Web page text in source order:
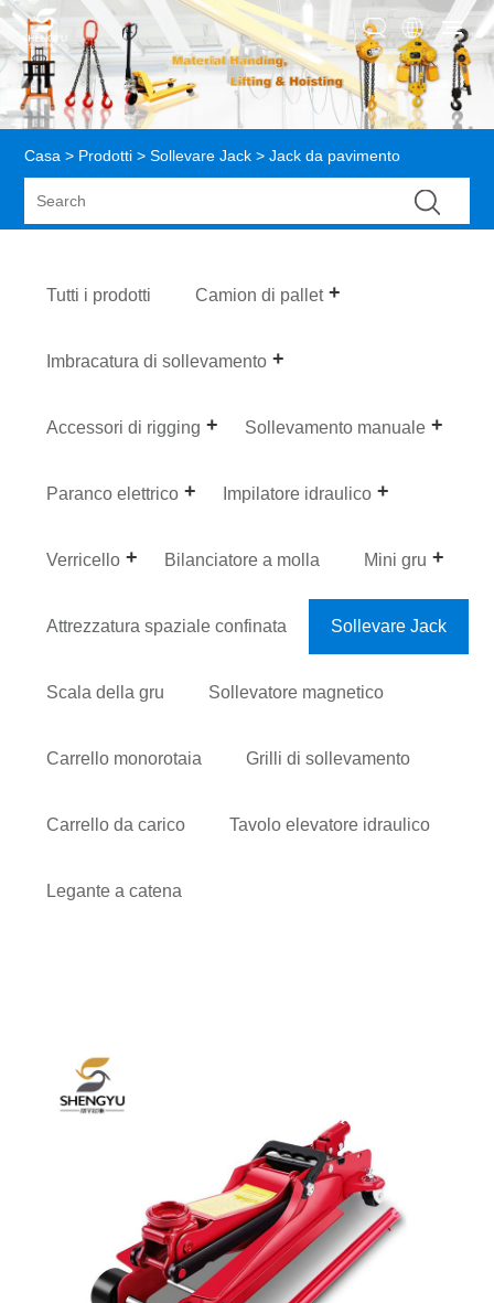
Casa > Prodotti >Sollevare Jack > Jack da pavimento
Tutti i prodotti Camion di pallet
Imbracatura di sollevamento
Accessori di rigging Sollevamento manuale
Paranco elettrico Impilatore idraulico
Verricello Bilanciatore a molla Mini gru
Attrezzatura spaziale confinata Sollevare Jack
Scala della gru Sollevatore magnetico
Carrello monorotaia Grilli di sollevamento
Carrello da carico Tavolo elevatore idraulico
Legante a catena